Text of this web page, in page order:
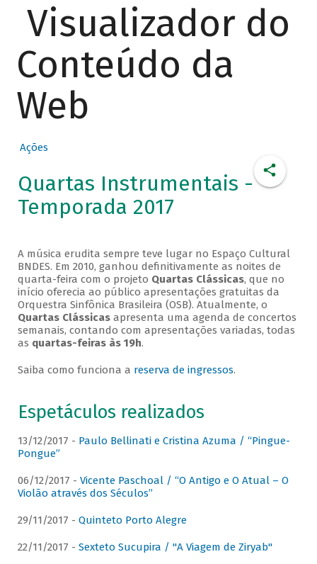
Visualizador do
Conteúdo da
Web
Ações
Quartas Instrumentais -
Temporada 2017
A música erudita sempre teve lugar no Espaço Cultural
BNDES. Em 2010, ganhou definitivamente as noites de
quarta-feira com o projeto Quartas Clássicas, que no
início oferecia ao público apresentações gratuitas da
Orquestra Sinfônica Brasileira (OSB). Atualmente, o
Quartas Clássicasapresenta uma agenda de concertos
semanais, contando com apresentações variadas, todas
as quartas-feiras às 19h.
Saiba como funciona a reserva de ingressos.
Espetáculos realizados
13/12/2017 - Paulo Bellinati e Cristina Azuma / “Pingue-
Pongue”
06/12/2017 - Vicente Paschoal / “O Antigo e O Atual – O
Violão através dos Séculos”
29/11/2017 - Quinteto Porto Alegre
22/11/2017 - Sexteto Sucupira / "A Viagem de Ziryab"